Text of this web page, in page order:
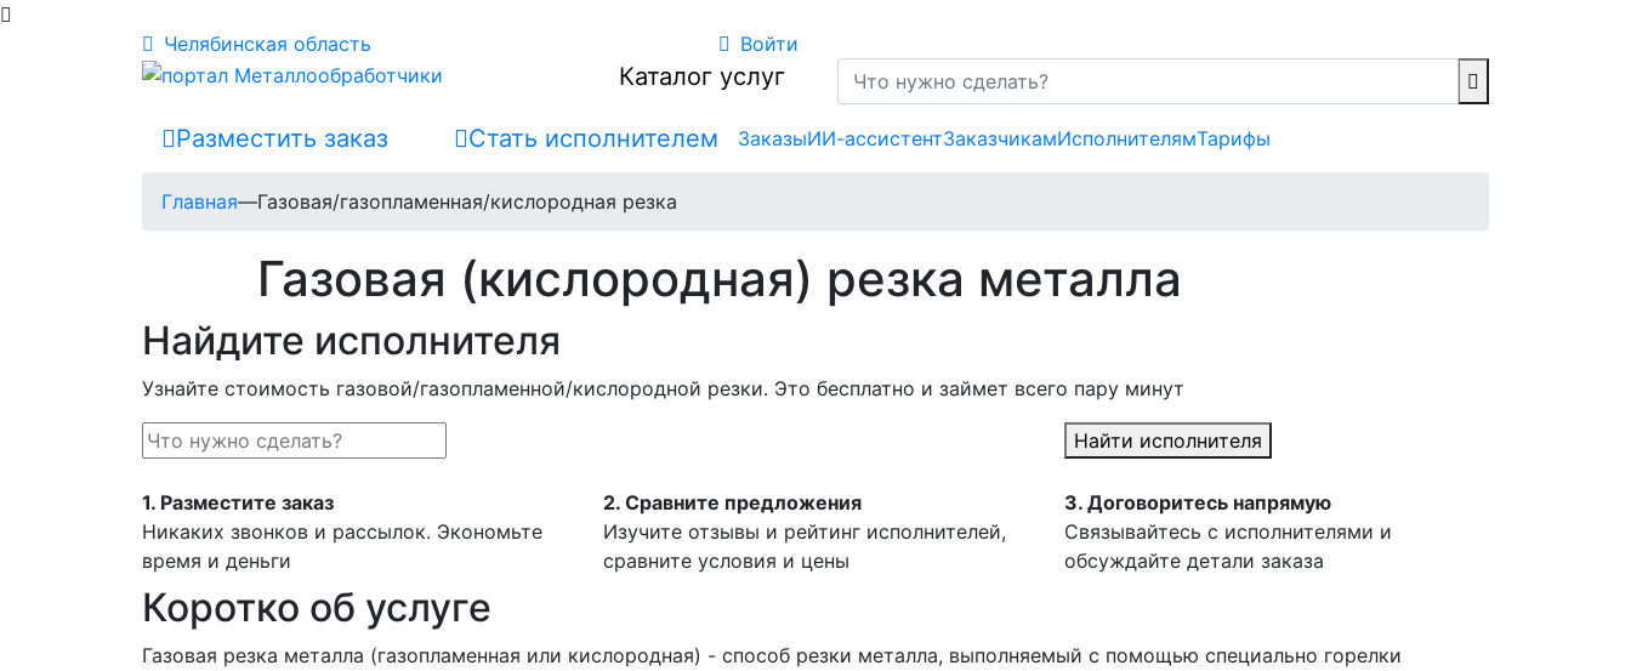
Челябинская область Войти
Каталог услуг
Разместить заказ Стать исполнителем ЗаказыИИ-ассистентЗаказчикамИсполнителямТарифы
Главная—Газовая/газопламенная/кислородная резка
Газовая (кислородная) резка металла
Найдите исполнителя
Узнайте стоимость газовой/газопламенной/кислородной резки. Это бесплатно и займет всего пару минут
Найти исполнителя
1. Разместите заказ
Никаких звонков и рассылок. Экономьте
время и деньги
2. Сравните предложения
Изучите отзывы и рейтинг исполнителей,
сравните условия и цены
3. Договоритесь напрямую
Связывайтесь с исполнителями и
обсуждайте детали заказа
Коротко об услуге
Газовая резка металла (газопламенная или кислородная) - способ резки металла, выполняемый с помощью специально горелки